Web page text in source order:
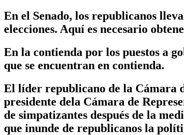
En el Senado, los republicanos
elecciones. Aquí es necesario
En la contienda por los puestos a
que se encuentran en contienda.
El líder republicano de la Cámara
presidente dela Cámara de
de simpatizantes después de la
que inunde de republicanos la